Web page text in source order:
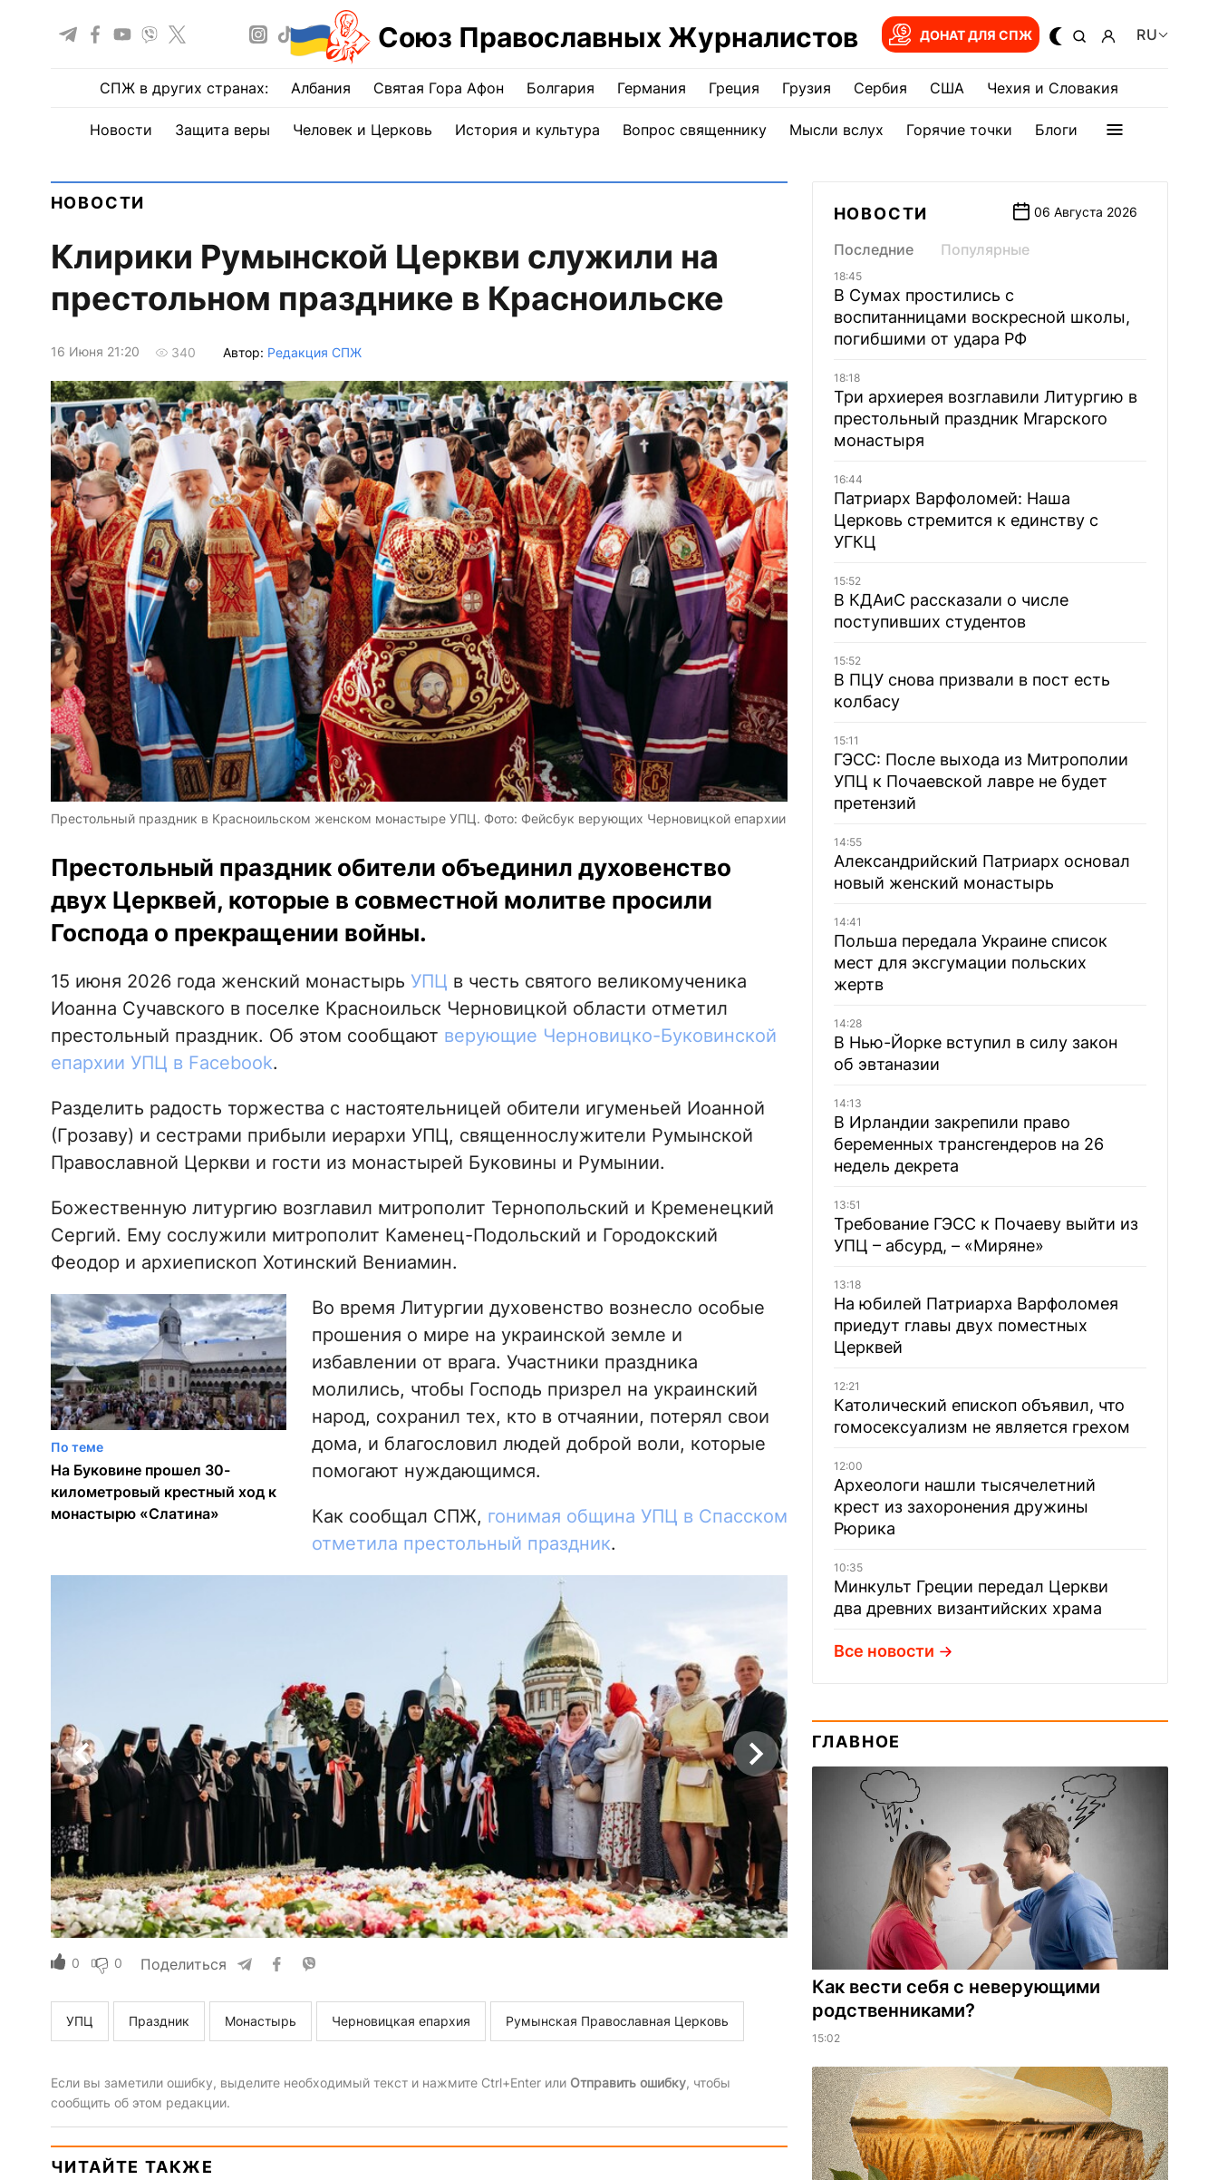
Союз Православных Журналистов ДОНАТ ДЛЯ СПЖ RU
СПЖ в других странах: Албания Святая Гора Афон Болгария Германия Греция Грузия Сербия США Чехия и Словакия
Новости Защита веры Человек и Церковь История и культура Вопрос священнику Мысли вслух Горячие точки Блоги
НОВОСТИ
Клирики Румынской Церкви служили на
престольном празднике в Красноильске
16 Июня 21:20 340 Автор: Редакция СПЖ
Престольный праздник в Красноильском женском монастыре УПЦ. Фото: Фейсбук верующих Черновицкой епархии
Престольный праздник обители объединил духовенство
двух Церквей, которые в совместной молитве просили
Господа о прекращении войны.
15 июня 2026 года женский монастырь УПЦ в честь святого великомученика
Иоанна Сучавского в поселке Красноильск Черновицкой области отметил
престольный праздник. Об этом сообщают верующие Черновицко-Буковинской
епархии УПЦ в Facebook.
Разделить радость торжества с настоятельницей обители игуменьей Иоанной
(Грозаву) и сестрами прибыли иерархи УПЦ, священнослужители Румынской
Православной Церкви и гости из монастырей Буковины и Румынии.
Божественную литургию возглавил митрополит Тернопольский и Кременецкий
Сергий. Ему сослужили митрополит Каменец-Подольский и Городокский
Феодор и архиепископ Хотинский Вениамин.
По теме
На Буковине прошел 30-
километровый крестный ход к
монастырю «Слатина»
Во время Литургии духовенство вознесло особые
прошения о мире на украинской земле и
избавлении от врага. Участники праздника
молились, чтобы Господь призрел на украинский
народ, сохранил тех, кто в отчаянии, потерял свои
дома, и благословил людей доброй воли, которые
помогают нуждающимся.
Как сообщал СПЖ, гонимая община УПЦ в Спасском
отметила престольный праздник.
0 0 Поделиться
УПЦ Праздник Монастырь Черновицкая епархия Румынская Православная Церковь
Если вы заметили ошибку, выделите необходимый текст и нажмите Ctrl+Enter или Отправить ошибку, чтобы
сообщить об этом редакции.
ЧИТАЙТЕ ТАКЖЕ
НОВОСТИ 06 Августа 2026
Последние Популярные
18:45
В Сумах простились с
воспитанницами воскресной школы,
погибшими от удара РФ
18:18
Три архиерея возглавили Литургию в
престольный праздник Мгарского
монастыря
16:44
Патриарх Варфоломей: Наша
Церковь стремится к единству с
УГКЦ
15:52
В КДАиС рассказали о числе
поступивших студентов
15:52
В ПЦУ снова призвали в пост есть
колбасу
15:11
ГЭСС: После выхода из Митрополии
УПЦ к Почаевской лавре не будет
претензий
14:55
Александрийский Патриарх основал
новый женский монастырь
14:41
Польша передала Украине список
мест для эксгумации польских
жертв
14:28
В Нью-Йорке вступил в силу закон
об эвтаназии
14:13
В Ирландии закрепили право
беременных трансгендеров на 26
недель декрета
13:51
Требование ГЭСС к Почаеву выйти из
УПЦ – абсурд, – «Миряне»
13:18
На юбилей Патриарха Варфоломея
приедут главы двух поместных
Церквей
12:21
Католический епископ объявил, что
гомосексуализм не является грехом
12:00
Археологи нашли тысячелетний
крест из захоронения дружины
Рюрика
10:35
Минкульт Греции передал Церкви
два древних византийских храма
Все новости
ГЛАВНОЕ
Как вести себя с неверующими
родственниками?
15:02